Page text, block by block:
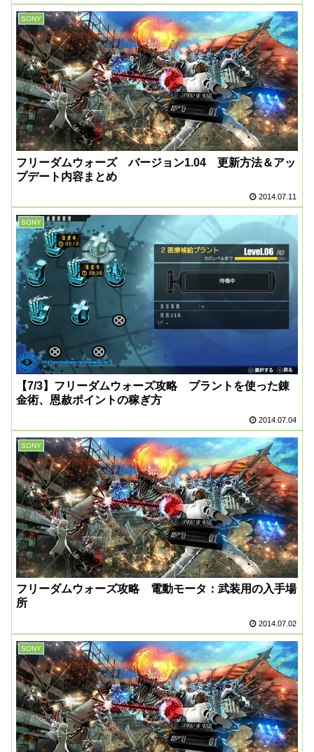
SONY
フリーダムウォーズ バージョン1.04 更新方法＆アッ
プデート内容まとめ
2014.07.11
SONY
【7/3】フリーダムウォーズ攻略 プラントを使った錬
金術、恩赦ポイントの稼ぎ方
2014.07.04
SONY
フリーダムウォーズ攻略 電動モータ：武装用の入手場
所
2014.07.02
SONY